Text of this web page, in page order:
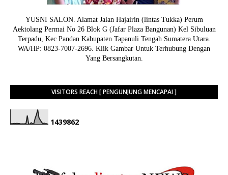
YUSNI SALON. Alamat Jalan Hajairin (lintas Tukka) Perum
Aektolang Permai No 26 Blok G (Jafar Plaza Bangunan) Kel Sibuluan
Terpadu, Kec Pandan Kabupaten Tapanuli Tengah Sumatera Utara.
WA/HP: 0823-7007-2696. Klik Gambar Untuk Terhubung Dengan
Yang Bersangkutan.
VISITORS REACH [ PENGUNJUNG MENCAPAI ]
1439862